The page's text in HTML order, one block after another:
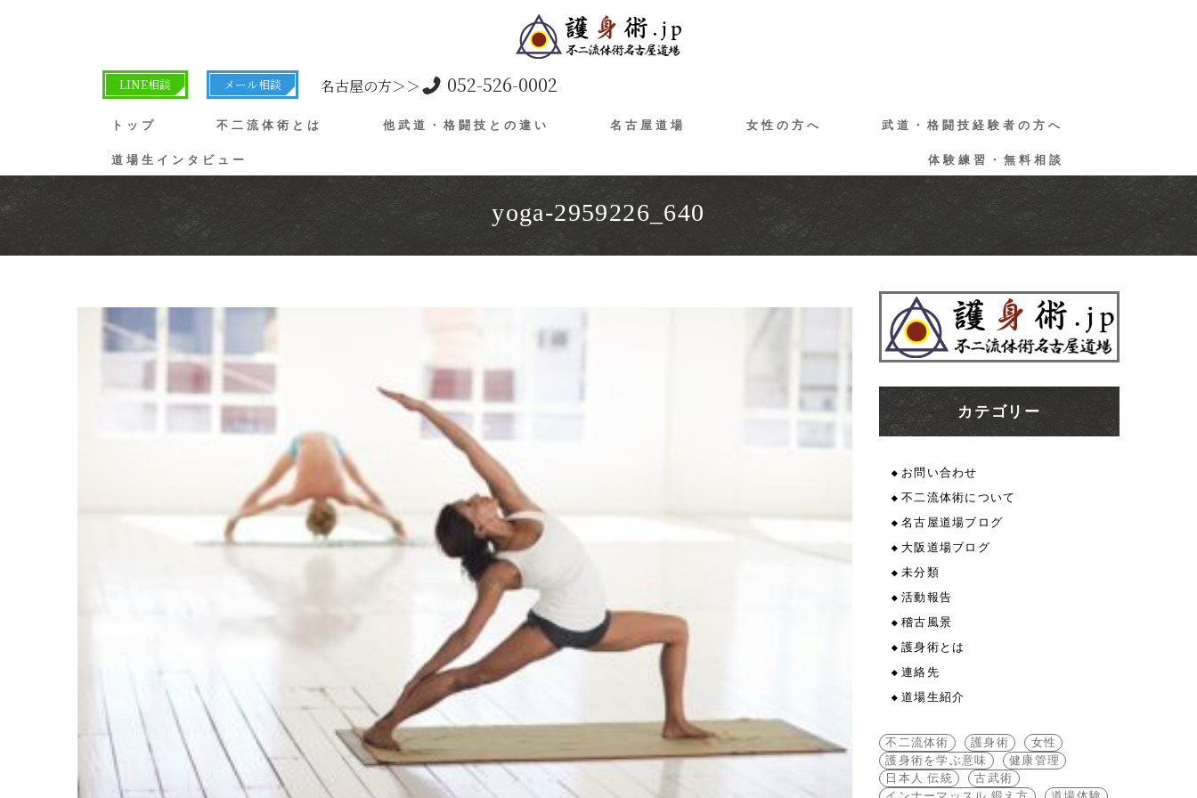
LINE相談 メール相談 名古屋の方＞＞ 052-526-0002
トップ 不二流体術とは 他武道・格闘技との違い 名古屋道場 女性の方へ 武道・格闘技経験者の方へ
道場生インタビュー 体験練習・無料相談
yoga-2959226_640
カテゴリー
お問い合わせ
不二流体術について
名古屋道場ブログ
大阪道場ブログ
未分類
活動報告
稽古風景
護身術とは
連絡先
道場生紹介
不二流体術 護身術
女性
護身術を学ぶ意味
健康管理
日本人 伝統
古武術